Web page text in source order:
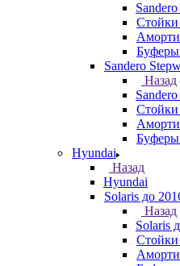
Стойки
Буферы
Sandero
Назад
Стойки
Буферы
Hyundai
Назад
Hyundai
Solaris до
Назад
Solaris
Стойки